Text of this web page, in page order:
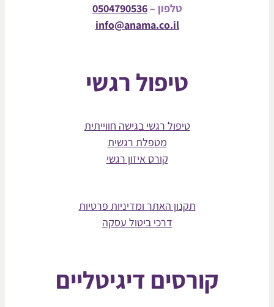
טלפון –0504790536
info@anama.co.il
טיפול רגשי
טיפול רגשי בגישה חווייתית
מטפלת רגשית
קורס איזון רגשי
תקנון האתר ומדיניות פרטיות
דרכי ביטול עסקה
קורסים דיגיטליים